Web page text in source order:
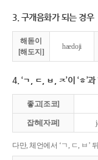
3. 구개음화가 되는 경우
해돋이
[해도지]
haedoji
4. ‘ㄱ, ㄷ, ㅂ, ㅈ’이 ‘ㅎ’
좋고[조코]
잡혀[자펴]
다만, 체언에서 ‘ㄱ, ㄷ, ㅂ’